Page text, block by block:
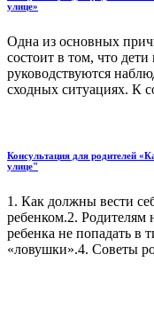
улице»
Одна из основных
состоит в том, что
руководствуются
сходных ситуациях. К
Консультация для родителей
улице"
1. Как должны вести
ребенком.2. Родителям
ребенка не попадать в
«ловушки».4. Советы